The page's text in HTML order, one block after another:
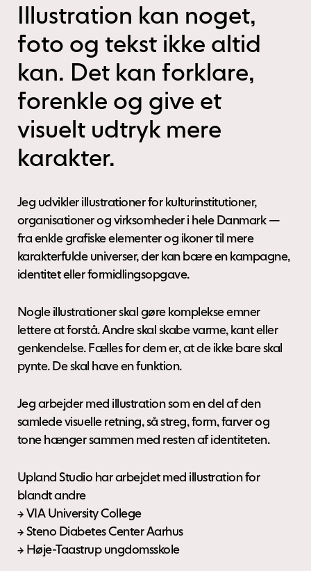
Illustration kan noget,
foto og tekst ikke altid
kan. Det kan forklare,
forenkle og give et
visuelt udtryk mere
karakter.
Jeg udvikler illustrationer for kulturinstitutioner,
organisationer og virksomheder i hele Danmark —
fra enkle grafiske elementer og ikoner til mere
karakterfulde universer, der kan bære en kampagne,
identitet eller formidlingsopgave.
Nogle illustrationer skal gøre komplekse emner
lettere at forstå. Andre skal skabe varme, kant eller
genkendelse. Fælles for dem er, at de ikke bare skal
pynte. De skal have en funktion.
Jeg arbejder med illustration som en del af den
samlede visuelle retning, så streg, form, farver og
tone hænger sammen med resten af identiteten.
Upland Studio har arbejdet med illustration for
blandt andre
→ VIA University College
→ Steno Diabetes Center Aarhus
→ Høje-Taastrup ungdomsskole